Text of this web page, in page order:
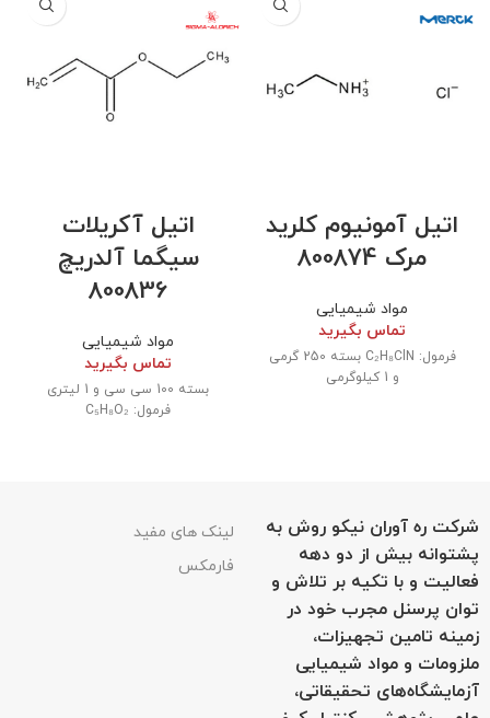
اتیل آمونیوم کلرید
مرک 800874
مواد شیمیایی
تماس بگیرید
فرمول: C₂H₈ClN بسته 250 گرمی
و 1 کیلوگرمی
اتیل آکریلات
سیگما آلدریچ
800836
مواد شیمیایی
تماس بگیرید
بسته 100 سی سی و 1 لیتری
فرمول: C₅H₈O₂
شرکت ره آوران نیکو روش به
پشتوانه بیش از دو دهه
فعالیت و با تکیه بر تلاش و
توان پرسنل مجرب خود در
زمینه تامین تجهیزات،
ملزومات و مواد شیمیایی
آزمایشگاه‌های تحقیقاتی،
لینک های مفید
فارمکس